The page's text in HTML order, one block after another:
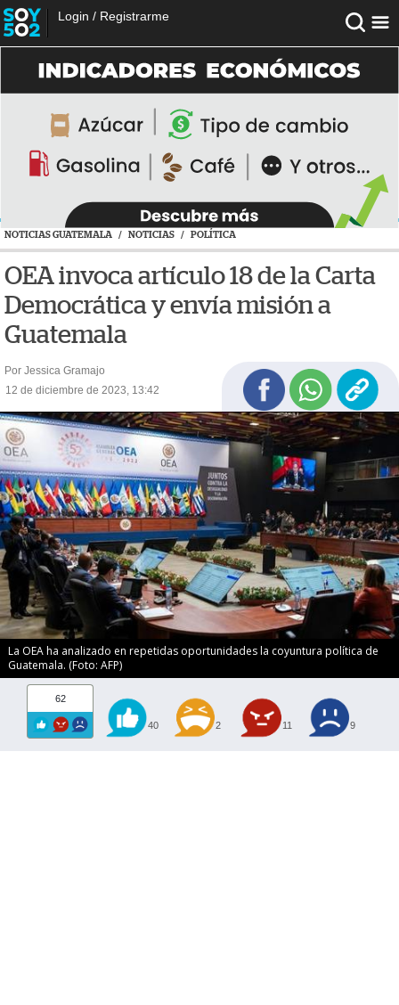
Login / Registrarme
NOTICIAS GUATEMALA / NOTICIAS / POLÍTICA
OEA invoca artículo 18 de la Carta
Democrática y envía misión a
Guatemala
Por Jessica Gramajo
12 de diciembre de 2023, 13:42
La OEA ha analizado en repetidas oportunidades la coyuntura política de
Guatemala. (Foto: AFP)
62
40 2 11 9